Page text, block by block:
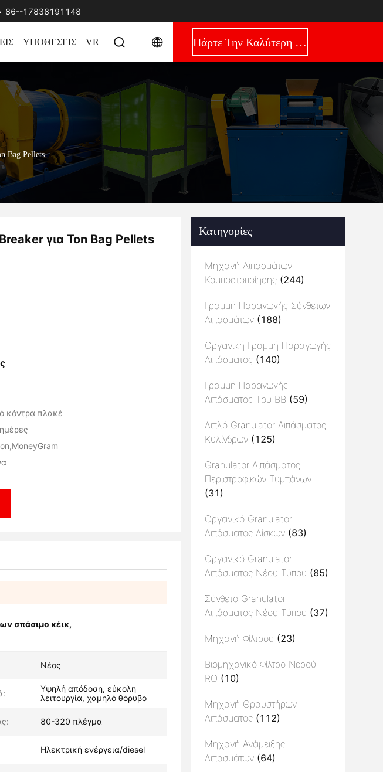
86--17838191148
ΥΠΟΘΈΣΕΙΣ VR Πάρτε Την Καλύτερη Τιμή
Bag Pellets
για Ton Bag Pellets
κόντρα πλακέ
σπάσιμο κέικ,
Νέος
Υψηλή απόδοση, εύκολη
λειτουργία, χαμηλό θόρυβο
80-320 πλέγμα
Ηλεκτρική ενέργεια/diesel
Κατηγορίες
Μηχανή Λιπασμάτων
Κομποστοποίησης (244)
Γραμμή Παραγωγής Σύνθετων
Λιπασμάτων (188)
Οργανική Γραμμή Παραγωγής
Λιπάσματος (140)
Γραμμή Παραγωγής
Λιπάσματος Του BB (59)
Διπλό Granulator Λιπάσματος
Κυλίνδρων (125)
Granulator Λιπάσματος
Περιστροφικών Τυμπάνων
(31)
Οργανικό Granulator
Λιπάσματος Δίσκων (83)
Οργανικό Granulator
Λιπάσματος Νέου Τύπου (85)
Σύνθετο Granulator
Λιπάσματος Νέου Τύπου (37)
Μηχανή Φίλτρου (23)
Βιομηχανικό Φίλτρο Νερού
RO (10)
Μηχανή Θραυστήρων
Λιπάσματος (112)
Μηχανή Ανάμειξης
Λιπασμάτων (64)